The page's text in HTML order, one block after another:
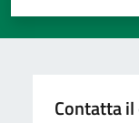
Valuta 3
Valuta 2
Valuta 1 stelle su
Contatta